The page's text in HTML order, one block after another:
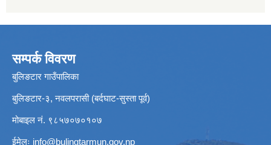
सम्पर्क विवरण
बुलिङटार गाउँपालिका
बुलिङटार-३, नवलपरासी (बर्दघाट-सुस्ता पूर्व)
मोबाइल नं. ९८५७०७०१०७
ईमेलः info@bulingtarmun.gov.np